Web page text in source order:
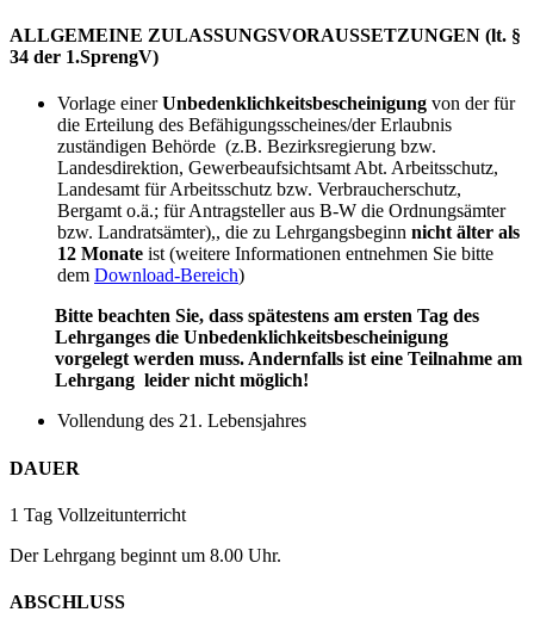
ALLGEMEINE ZULASSUNGSVORAUSSETZUNGEN (lt. §
34 der 1.SprengV)
Vorlage einerUnbedenklichkeitsbescheinigung von der für
die Erteilung des Befähigungsscheines/der Erlaubnis
zuständigen Behörde (z.B. Bezirksregierung bzw.
Landesdirektion, Gewerbeaufsichtsamt Abt. Arbeitsschutz,
Landesamt für Arbeitsschutz bzw. Verbraucherschutz,
Bergamt o.ä.; für Antragsteller aus B-W die Ordnungsämter
bzw. Landratsämter),, die zu Lehrgangsbeginn nicht älter als
12 Monate ist (weitere Informationen entnehmen Sie bitte
dem Download-Bereich)
Bitte beachten Sie, dass spätestens am ersten Tag des
Lehrganges die Unbedenklichkeitsbescheinigung
vorgelegt werden muss. Andernfalls ist eine Teilnahme am
Lehrgang leider nicht möglich!
Vollendung des 21. Lebensjahres
DAUER
1 Tag Vollzeitunterricht
Der Lehrgang beginnt um 8.00 Uhr.
ABSCHLUSS